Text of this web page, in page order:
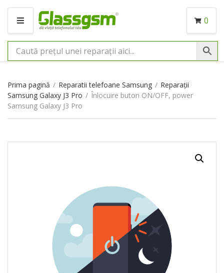
M
N
I
0
Prima pagină / Reparatii telefoane Samsung / Reparații
Samsung Galaxy J3 Pro / Înlocuire buton ON/OFF, power
Samsung Galaxy J3 Pro